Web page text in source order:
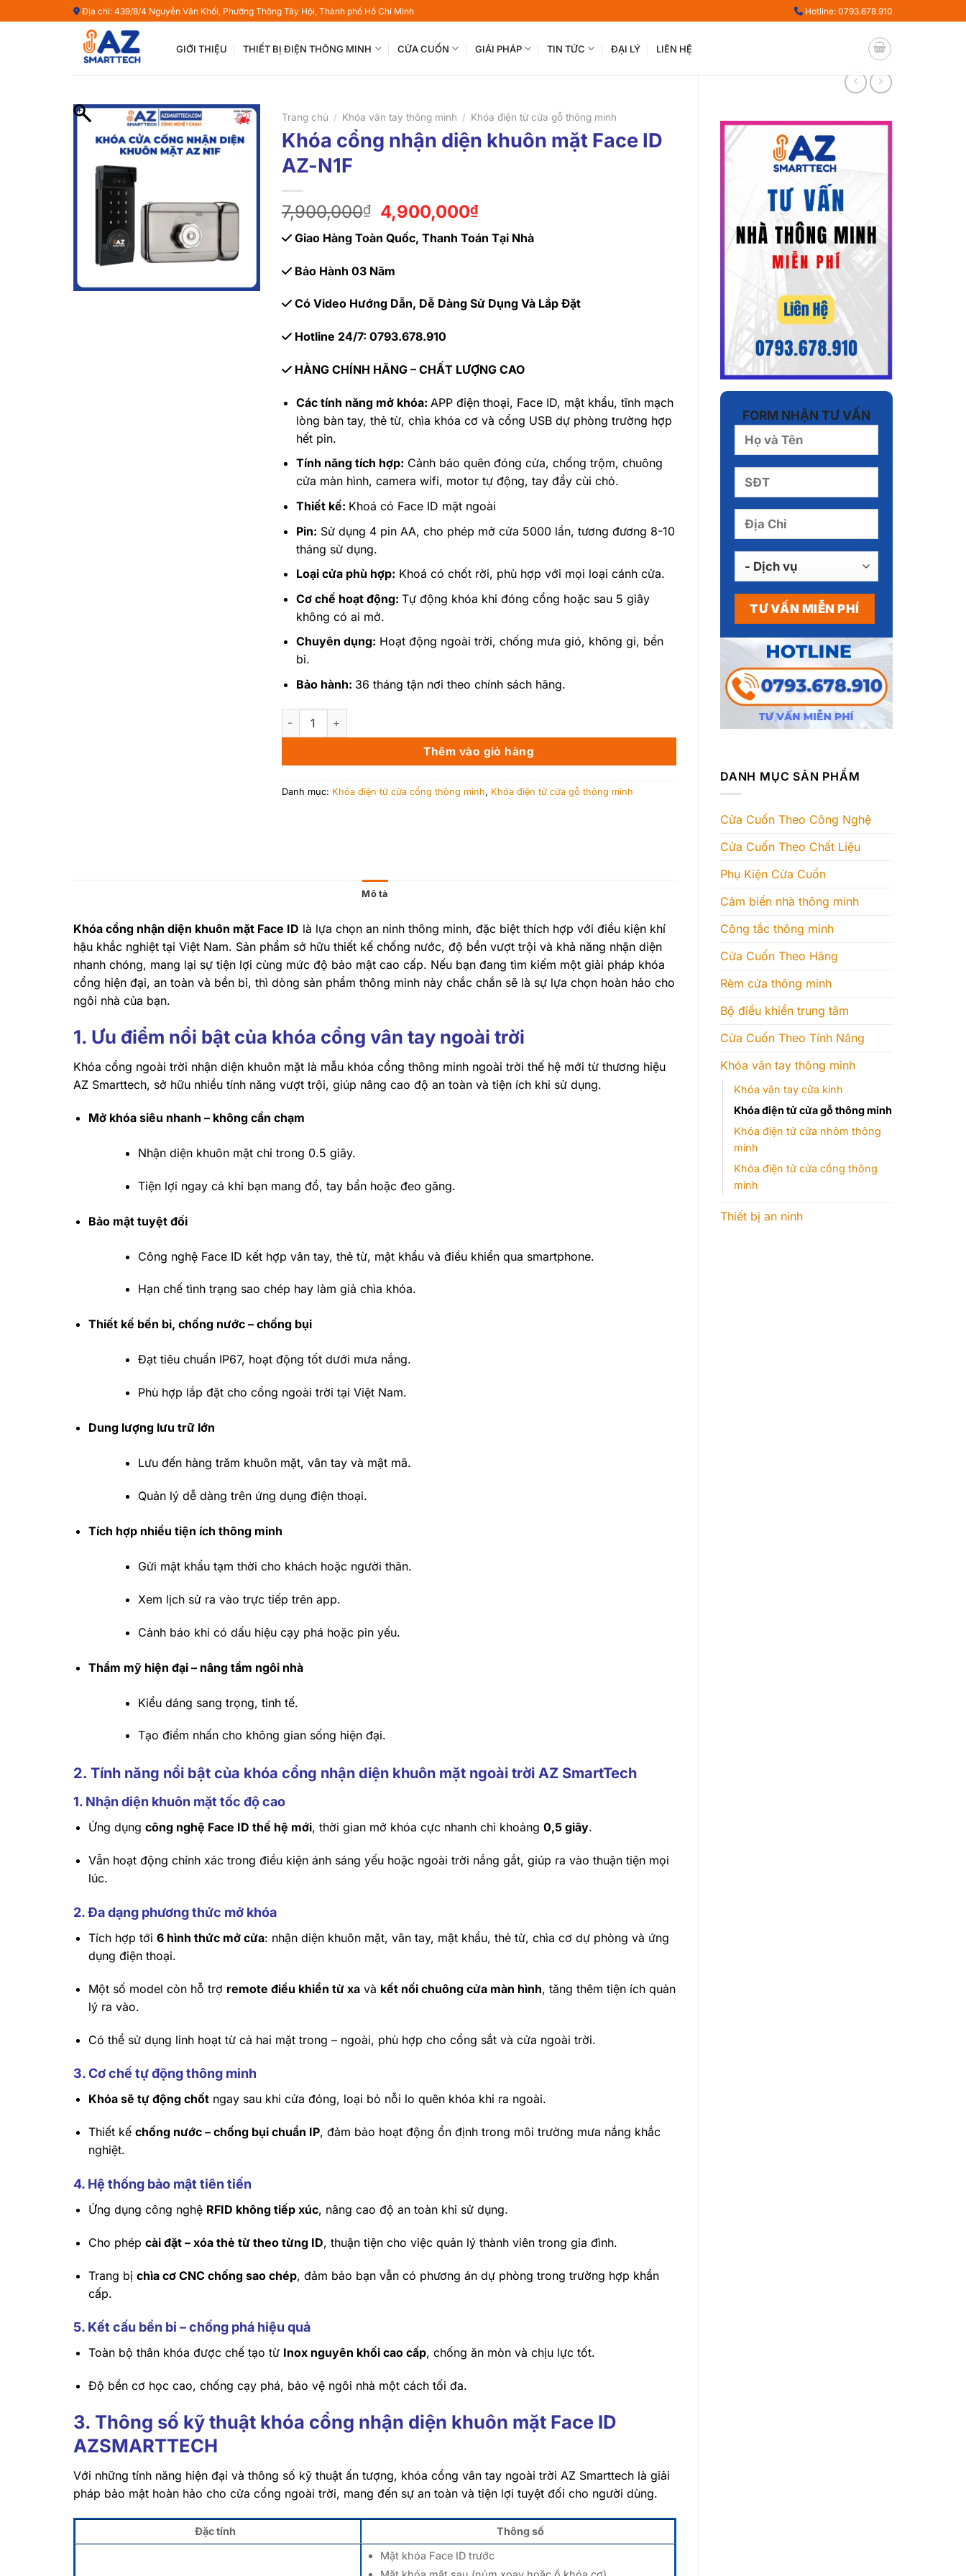
qua
Địa chỉ: 439/8/4 Nguyễn Văn Khối, Phường Thông Tây Hội, Thành phố Hồ Chí Minh Hotline: 0793.678.910
GIỚI THIỆU THIẾT BỊ ĐIỆN THÔNG MINH CỬA CUỐN GIẢI PHÁP TIN TỨC ĐẠI LÝ LIÊN HỆ
FORM NHẬN TƯ VẤN
DANH MỤC SẢN PHẨM
Cửa Cuốn Theo Công Nghệ
Cửa Cuốn Theo Chất Liệu
Phụ Kiện Cửa Cuốn
Cảm biến nhà thông minh
Công tắc thông minh
Cửa Cuốn Theo Hãng
Rèm cửa thông minh
Bộ điều khiển trung tâm
Cửa Cuốn Theo Tính Năng
Khóa vân tay thông minh
Khóa vân tay cửa kính
Khóa điện tử cửa gỗ thông minh
Khóa điện tử cửa nhôm thông
minh
Khóa điện tử cửa cổng thông
minh
Thiết bị an ninh
Trang chủ / Khóa vân tay thông minh / Khóa điện tử cửa gỗ thông minh
Khóa cổng nhận diện khuôn mặt Face ID
AZ-N1F
7,900,000₫
Giá
gốc
là:
7,900,000₫.
4,900,000₫Giá
hiện
tại
Giao Hàng Toàn Quốc, Thanh Toán Tại Nhà
Bảo Hành 03 Năm
Có Video Hướng Dẫn, Dễ Dàng Sử Dụng Và Lắp Đặt
Hotline 24/7: 0793.678.910
HÀNG CHÍNH HÃNG – CHẤT LƯỢNG CAO
Các tính năng mở khóa: APP điện thoại, Face ID, mật khẩu, tĩnh mạch
lòng bàn tay, thẻ từ, chìa khóa cơ và cổng USB dự phòng trường hợp
hết pin.
Tính năng tích hợp: Cảnh báo quên đóng cửa, chống trộm, chuông
cửa màn hình, camera wifi, motor tự động, tay đẩy cùi chỏ.
Thiết kế: Khoá có Face ID mặt ngoài
Pin: Sử dụng 4 pin AA, cho phép mở cửa 5000 lần, tương đương 8-10
tháng sử dụng.
Loại cửa phù hợp: Khoá có chốt rời, phù hợp với mọi loại cánh cửa.
Cơ chế hoạt động:Tự động khóa khi đóng cổng hoặc sau 5 giây
không có ai mở.
Chuyên dụng: Hoạt động ngoài trời, chống mưa gió, không gỉ, bền
bỉ.
Bảo hành: 36 tháng tận nơi theo chính sách hãng.
Khóa cổng nhận diện khuôn mặt Face ID AZ-N1F số lượng
Thêm vào giỏ hàng
Danh mục: Khóa điện tử cửa cổng thông minh, Khóa điện tử cửa gỗ thông minh
Mô tả
Khóa cổng nhận diện khuôn mặt Face ID là lựa chọn an ninh thông minh, đặc biệt thích hợp với điều kiện khí
hậu khắc nghiệt tại Việt Nam. Sản phẩm sở hữu thiết kế chống nước, độ bền vượt trội và khả năng nhận diện
nhanh chóng, mang lại sự tiện lợi cùng mức độ bảo mật cao cấp. Nếu bạn đang tìm kiếm một giải pháp khóa
cổng hiện đại, an toàn và bền bỉ, thì dòng sản phẩm thông minh này chắc chắn sẽ là sự lựa chọn hoàn hảo cho
ngôi nhà của bạn.
1. Ưu điểm nổi bật của khóa cổng vân tay ngoài trời
Khóa cổng ngoài trời nhận diện khuôn mặt là mẫu khóa cổng thông minh ngoài trời thế hệ mới từ thương hiệu
AZ Smarttech, sở hữu nhiều tính năng vượt trội, giúp nâng cao độ an toàn và tiện ích khi sử dụng.
Mở khóa siêu nhanh – không cần chạm
Nhận diện khuôn mặt chỉ trong 0.5 giây.
Tiện lợi ngay cả khi bạn mang đồ, tay bẩn hoặc đeo găng.
Bảo mật tuyệt đối
Công nghệ Face ID kết hợp vân tay, thẻ từ, mật khẩu và điều khiển qua smartphone.
Hạn chế tình trạng sao chép hay làm giả chìa khóa.
Thiết kế bền bỉ, chống nước – chống bụi
Đạt tiêu chuẩn IP67, hoạt động tốt dưới mưa nắng.
Phù hợp lắp đặt cho cổng ngoài trời tại Việt Nam.
Dung lượng lưu trữ lớn
Lưu đến hàng trăm khuôn mặt, vân tay và mật mã.
Quản lý dễ dàng trên ứng dụng điện thoại.
Tích hợp nhiều tiện ích thông minh
Gửi mật khẩu tạm thời cho khách hoặc người thân.
Xem lịch sử ra vào trực tiếp trên app.
Cảnh báo khi có dấu hiệu cạy phá hoặc pin yếu.
Thẩm mỹ hiện đại – nâng tầm ngôi nhà
Kiểu dáng sang trọng, tinh tế.
Tạo điểm nhấn cho không gian sống hiện đại.
2. Tính năng nổi bật của khóa cổng nhận diện khuôn mặt ngoài trời AZ SmartTech
1. Nhận diện khuôn mặt tốc độ cao
Ứng dụng công nghệ Face ID thế hệ mới, thời gian mở khóa cực nhanh chỉ khoảng 0,5 giây.
Vẫn hoạt động chính xác trong điều kiện ánh sáng yếu hoặc ngoài trời nắng gắt, giúp ra vào thuận tiện mọi
lúc.
2. Đa dạng phương thức mở khóa
Tích hợp tới 6 hình thức mở cửa: nhận diện khuôn mặt, vân tay, mật khẩu, thẻ từ, chìa cơ dự phòng và ứng
dụng điện thoại.
Một số model còn hỗ trợ remote điều khiển từ xavà kết nối chuông cửa màn hình, tăng thêm tiện ích quản
lý ra vào.
Có thể sử dụng linh hoạt từ cả hai mặt trong – ngoài, phù hợp cho cổng sắt và cửa ngoài trời.
3. Cơ chế tự động thông minh
Khóa sẽ tự động chốtngay sau khi cửa đóng, loại bỏ nỗi lo quên khóa khi ra ngoài.
Thiết kế chống nước – chống bụi chuẩn IP, đảm bảo hoạt động ổn định trong môi trường mưa nắng khắc
nghiệt.
4. Hệ thống bảo mật tiên tiến
Ứng dụng công nghệ RFID không tiếp xúc, nâng cao độ an toàn khi sử dụng.
Cho phép cài đặt – xóa thẻ từ theo từng ID, thuận tiện cho việc quản lý thành viên trong gia đình.
Trang bị chìa cơ CNC chống sao chép, đảm bảo bạn vẫn có phương án dự phòng trong trường hợp khẩn
cấp.
5. Kết cấu bền bỉ – chống phá hiệu quả
Toàn bộ thân khóa được chế tạo từ Inox nguyên khối cao cấp, chống ăn mòn và chịu lực tốt.
Độ bền cơ học cao, chống cạy phá, bảo vệ ngôi nhà một cách tối đa.
3. Thông số kỹ thuật khóa cổng nhận diện khuôn mặt Face ID
AZSMARTTECH
Với những tính năng hiện đại và thông số kỹ thuật ấn tượng, khóa cổng vân tay ngoài trời AZ Smarttech là giải
pháp bảo mật hoàn hảo cho cửa cổng ngoài trời, mang đến sự an toàn và tiện lợi tuyệt đối cho người dùng.
Đặc tính
Thông số
Mặt khóa Face ID trước